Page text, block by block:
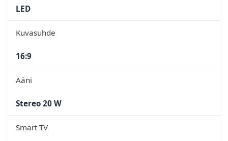
LED
Kuvasuhde
16:9
Ääni
Stereo 20 W
Smart TV